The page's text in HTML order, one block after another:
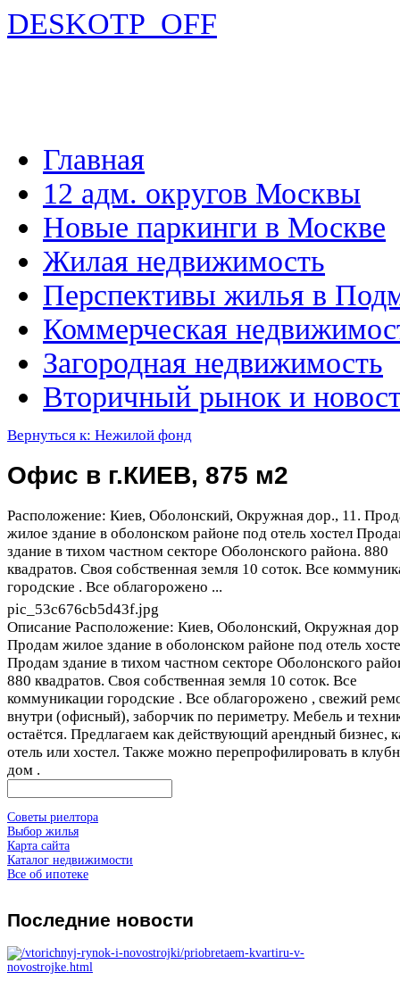
DESKOTP_OFF
Главная
12 адм. округов Москвы
Новые паркинги в Москве
Жилая недвижимость
Перспективы жилья в
Коммерческая
Загородная недвижимость
Вторичный рынок и
Вернуться к: Нежилой фонд
Офис в г.КИЕВ, 875 м2
Расположение: Киев, Оболонский, Окружная дор., 11.
жилое здание в оболонском районе под отель хостел
здание в тихом частном секторе Оболонского района. 880
квадратов. Своя собственная земля 10 соток. Все
городские . Все облагорожено ...
pic_53c676cb5d43f.jpg
Описание Расположение: Киев, Оболонский, Окружная
Продам жилое здание в оболонском районе под отель
Продам здание в тихом частном секторе Оболонского
880 квадратов. Своя собственная земля 10 соток. Все
коммуникации городские . Все облагорожено , свежий
внутри (офисный), заборчик по периметру. Мебель и
остаётся. Предлагаем как действующий арендный бизнес,
отель или хостел. Также можно перепрофилировать в
дом .
Советы риелтора
Выбор жилья
Карта сайта
Каталог недвижимости
Все об ипотеке
Последние новости